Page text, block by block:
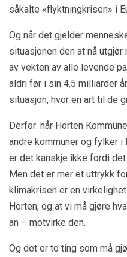
såkalte «flyktningkrisen» i
Og når det gjelder
situasjonen den at nå
av vekten av alle levende
aldri før i sin 4,5 milliarder
situasjon, hvor en art til de
Derfor: når Horten
andre kommuner og fylker
er det kanskje ikke fordi
Men det er mer et uttrykk
klimakrisen er en
Horten, og at vi må gjøre
an – motvirke den.
Og det er to ting som må